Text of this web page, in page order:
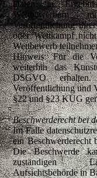
Daten in
Wettbewerbern
Veröffentlichung
oder Wettkampf
Wettbewerb
Hinweis: Für die
weiterhin das
DSGVO
Veröffentlichung und
§22 und §23 KUG
Beschwerderecht bei
Im Falle
ein Beschwerderecht
Die Beschwerde
zuständigen
Aufsichtsbehörde in